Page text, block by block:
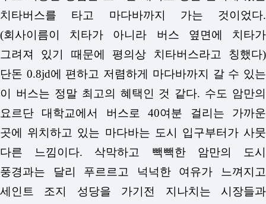
치타버스를 타고 마다바까지 가는 것이었다.
(회사이름이 치타가 아니라 버스 옆면에 치타가
그려져 있기 때문에 평의상 치타버스라고 칭했다)
단돈 0.8jd에 편하고 저렴하게 마다바까지 갈 수 있는
이 버스는 정말 최고의 혜택인 것 같다. 수도 암만의
요르단 대학교에서 버스로 40여분 걸리는 가까운
곳에 위치하고 있는 마다바는 도시 입구부터가 사뭇
다른 느낌이다. 삭막하고 빽빽한 암만의 도시
풍경과는 달리 푸르르고 넉넉한 여유가 느껴지고
세인트 조지 성당을 가기전 지나치는 시장들과